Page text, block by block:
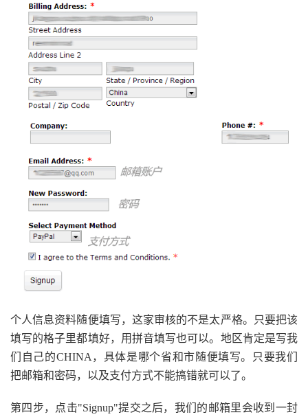
个人信息资料随便填写，这家审核的不是太严格。只要把该
填写的格子里都填好，用拼音填写也可以。地区肯定是写我
们自己的CHINA，具体是哪个省和市随便填写。只要我们
把邮箱和密码，以及支付方式不能搞错就可以了。
第四步，点击"Signup"提交之后，我们的邮箱里会收到一封